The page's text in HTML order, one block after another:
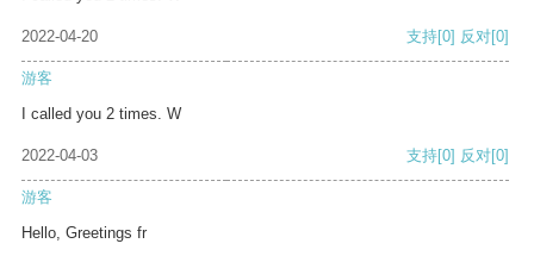
2022-04-20 支持[0] 反对[0]
游客
I called you 2 times. W
2022-04-03 支持[0] 反对[0]
游客
Hello, Greetings fr